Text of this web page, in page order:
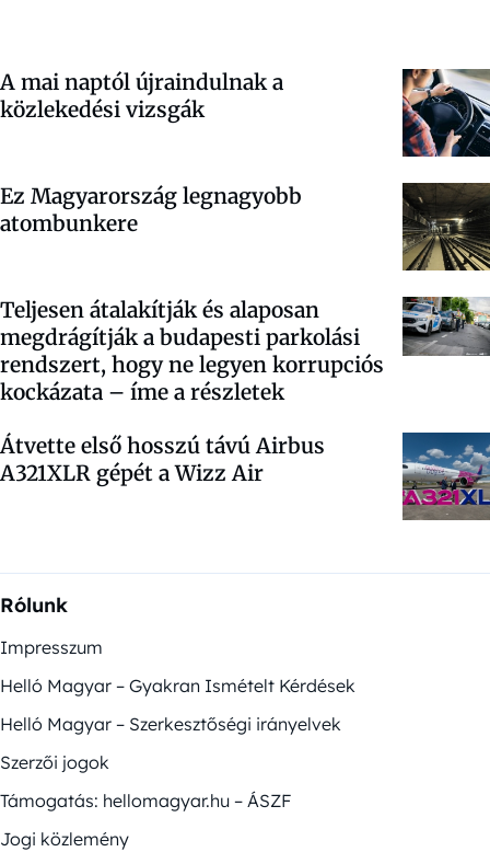
A mai naptól újraindulnak a
közlekedési vizsgák
Ez Magyarország legnagyobb
atombunkere
Teljesen átalakítják és alaposan
megdrágítják a budapesti parkolási
rendszert, hogy ne legyen korrupciós
kockázata – íme a részletek
Átvette első hosszú távú Airbus
A321XLR gépét a Wizz Air
Rólunk
Impresszum
Helló Magyar – Gyakran Ismételt Kérdések
Helló Magyar – Szerkesztőségi irányelvek
Szerzői jogok
Támogatás: hellomagyar.hu – ÁSZF
Jogi közlemény